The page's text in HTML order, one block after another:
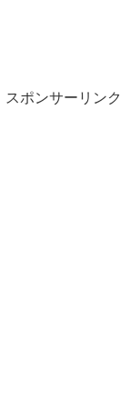
スポンサーリンク